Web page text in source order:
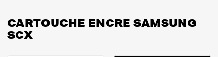
CARTOUCHE ENCRE SAMSUNG
SCX